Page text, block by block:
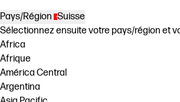
Pays/Région Suisse
Sélectionnez ensuite votre pays/région et
Africa
Afrique
América Central
Argentina